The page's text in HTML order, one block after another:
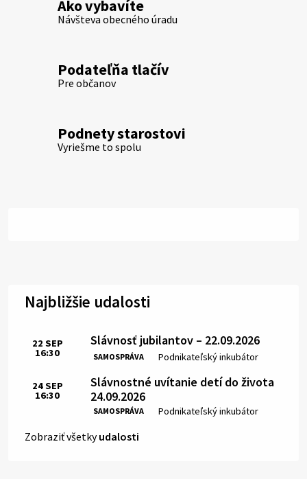
Ako vybavíte
Návšteva obecného úradu
Podateľňa tlačív
Pre občanov
Podnety starostovi
Vyriešme to spolu
Najbližšie udalosti
Slávnosť jubilantov – 22.09.2026
SAMOSPRÁVA Miesto:
Podnikateľský inkubátor
Čas:
22 SEP
16:30
Slávnostné uvítanie detí do života
24.09.2026
SAMOSPRÁVA Miesto:
Podnikateľský inkubátor
Čas:
24SEP
16:30
Zobraziť všetkyudalosti